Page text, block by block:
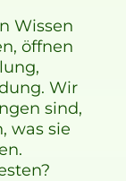
Wissen
öffnen
Wir
sind,
was sie